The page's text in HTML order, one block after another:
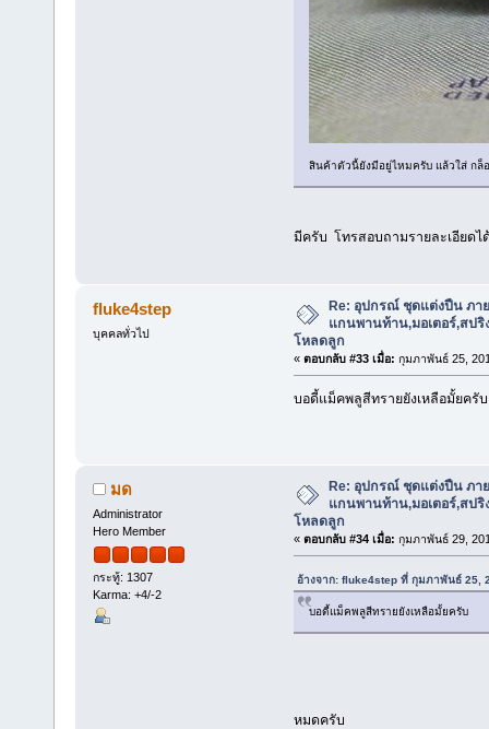
สินค้าตัวนี้ยังมีอยู่ไหมครับ แล้วใส่ กล็
มีครับ โทรสอบถามรายละเอียดไ
fluke4step
บุคคลทั่วไป
Re: อุปกรณ์ ชุดแต่งปืน ภา
แกนพานท้าน,มอเตอร์,สปริ
โหลดลูก
« ตอบกลับ #33 เมื่อ: กุมภาพันธ์ 25,
บอดี้แม็คพลูสีทรายยังเหลือมั้ยครับ
มด
Administrator
Hero Member
กระทู้: 1307
Karma: +4/-2
Re: อุปกรณ์ ชุดแต่งปืน ภา
แกนพานท้าน,มอเตอร์,สปริ
โหลดลูก
« ตอบกลับ #34 เมื่อ: กุมภาพันธ์ 29,
อ้างจาก: fluke4step ที่ กุมภาพันธ์ 25,
บอดี้แม็คพลูสีทรายยังเหลือมั้ยครับ
หมดครับ